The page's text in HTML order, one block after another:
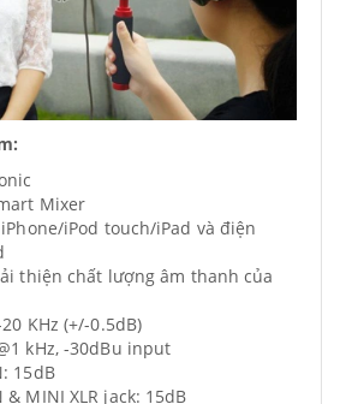
Mixer
iPod touch/iPad và điện
thiện chất lượng âm thanh của
KHz (+/-0.5dB)
kHz, -30dBu input
15dB
& MINI XLR jack: 15dB